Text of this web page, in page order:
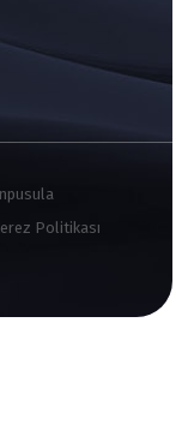
Politikası